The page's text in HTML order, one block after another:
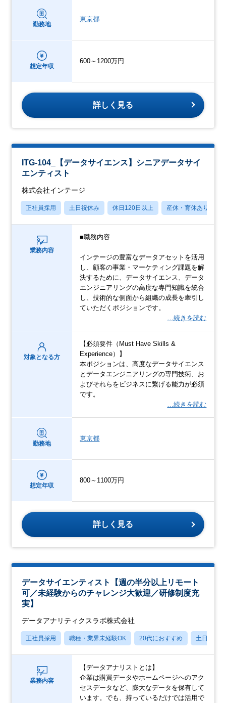
勤務地
東京都
想定年収
600～1200万円
詳しく見る
ITG-104_【データサイエンス】シニアデータサイ
エンティスト
株式会社インテージ
正社員採用 土日祝休み 休日120日以上 産休・育休あり
業務内容
■職務内容
インテージの豊富なデータアセットを活用
し、顧客の事業・マーケティング課題を解
決するために、データサイエンス、データ
エンジニアリングの高度な専門知識を統合
し、技術的な側面から組織の成長を牽引し
ていただくポジションです。
…続きを読む
対象となる方
【必須要件（Must Have Skills &
Experience）】
本ポジションは、高度なデータサイエンス
とデータエンジニアリングの専門技術、お
よびそれらをビジネスに繋げる能力が必須
です。
…続きを読む
勤務地
東京都
想定年収
800～1100万円
詳しく見る
データサイエンティスト【週の半分以上リモート
可／未経験からのチャレンジ大歓迎／研修制度充
実】
データアナリティクスラボ株式会社
正社員採用 職種・業界未経験OK 20代におすすめ 土日祝休み
業務内容
【データアナリストとは】
企業は購買データやホームページへのアク
セスデータなど、膨大なデータを保有して
います。でも、持っているだけでは活用で